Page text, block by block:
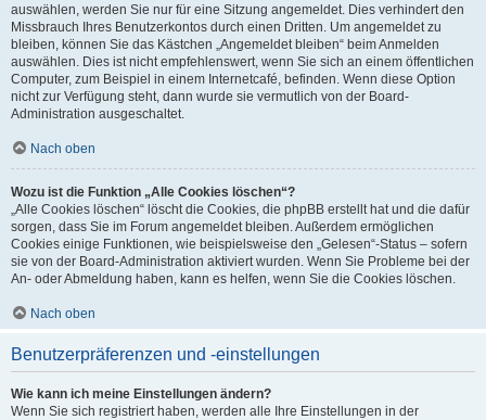
auswählen, werden Sie nur für eine Sitzung angemeldet. Dies verhindert den
Missbrauch Ihres Benutzerkontos durch einen Dritten. Um angemeldet zu
bleiben, können Sie das Kästchen „Angemeldet bleiben“ beim Anmelden
auswählen. Dies ist nicht empfehlenswert, wenn Sie sich an einem öffentlichen
Computer, zum Beispiel in einem Internetcafé, befinden. Wenn diese Option
nicht zur Verfügung steht, dann wurde sie vermutlich von der Board-
Administration ausgeschaltet.
Nach oben
Wozu ist die Funktion „Alle Cookies löschen“?
„Alle Cookies löschen“ löscht die Cookies, die phpBB erstellt hat und die dafür
sorgen, dass Sie im Forum angemeldet bleiben. Außerdem ermöglichen
Cookies einige Funktionen, wie beispielsweise den „Gelesen“-Status – sofern
sie von der Board-Administration aktiviert wurden. Wenn Sie Probleme bei der
An- oder Abmeldung haben, kann es helfen, wenn Sie die Cookies löschen.
Nach oben
Benutzerpräferenzen und -einstellungen
Wie kann ich meine Einstellungen ändern?
Wenn Sie sich registriert haben, werden alle Ihre Einstellungen in der